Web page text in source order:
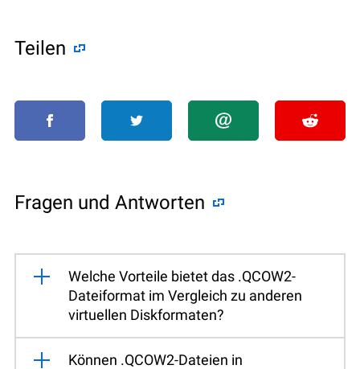
Teilen
Fragen und Antworten
Welche Vorteile bietet das .QCOW2-
Dateiformat im Vergleich zu anderen
virtuellen Diskformaten?
Können .QCOW2-Dateien in